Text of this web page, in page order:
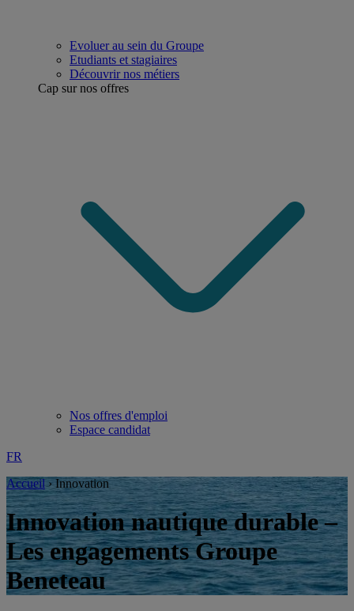
Evoluer au sein du Groupe
Etudiants et stagiaires
Découvrir nos métiers
Cap sur nos offres
Nos offres d'emploi
Espace candidat
FR
Accueil›Innovation
Innovation nautique durable –
Les engagements Groupe
Beneteau